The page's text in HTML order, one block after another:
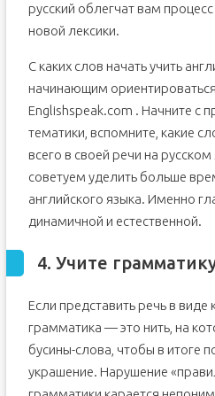
русский облегчат вам
новой лексики.
С каких слов начать учить
начинающим
Englishspeak.com . Начните с
тематики, вспомните, какие
всего в своей речи на
советуем уделить больше
английского языка. Именно
динамичной и естественной.
4. Учите
Если представить речь в
грамматика — это нить, на
бусины-слова, чтобы в итоге
украшение. Нарушение